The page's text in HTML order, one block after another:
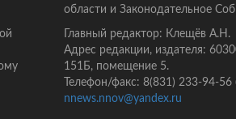
области и Законодательное
Главный редактор: Клещёв А.Н.
Адрес редакции, издателя:
151Б, помещение 5.
Телефон/факс: 8(831) 233-94-
nnews.nnov@yandex.ru